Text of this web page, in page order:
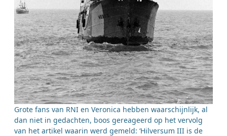
Grote fans van RNI en Veronica hebben waarschijnlijk, al
dan niet in gedachten, boos gereageerd op het vervolg
van het artikel waarin werd gemeld: ‘Hilversum III is de